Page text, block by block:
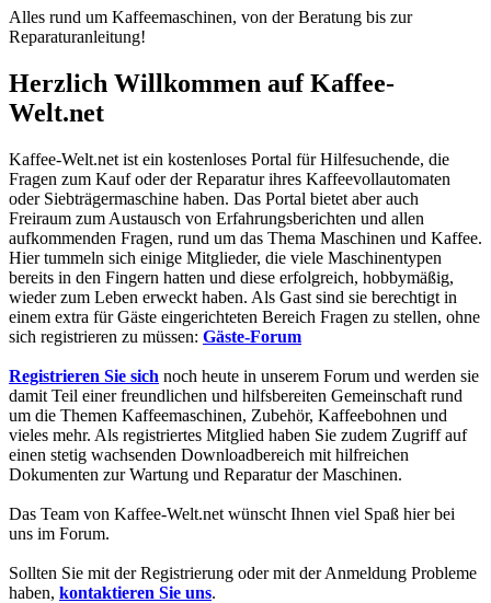
Alles rund um Kaffeemaschinen, von der Beratung bis zur
Reparaturanleitung!
Herzlich Willkommen auf Kaffee-
Welt.net
Kaffee-Welt.net ist ein kostenloses Portal für Hilfesuchende, die
Fragen zum Kauf oder der Reparatur ihres Kaffeevollautomaten
oder Siebträgermaschine haben. Das Portal bietet aber auch
Freiraum zum Austausch von Erfahrungsberichten und allen
aufkommenden Fragen, rund um das Thema Maschinen und Kaffee.
Hier tummeln sich einige Mitglieder, die viele Maschinentypen
bereits in den Fingern hatten und diese erfolgreich, hobbymäßig,
wieder zum Leben erweckt haben. Als Gast sind sie berechtigt in
einem extra für Gäste eingerichteten Bereich Fragen zu stellen, ohne
sich registrieren zu müssen: Gäste-Forum
Registrieren Sie sich noch heute in unserem Forum und werden sie
damit Teil einer freundlichen und hilfsbereiten Gemeinschaft rund
um die Themen Kaffeemaschinen, Zubehör, Kaffeebohnen und
vieles mehr. Als registriertes Mitglied haben Sie zudem Zugriff auf
einen stetig wachsenden Downloadbereich mit hilfreichen
Dokumenten zur Wartung und Reparatur der Maschinen.
Das Team von Kaffee-Welt.net wünscht Ihnen viel Spaß hier bei
uns im Forum.
Sollten Sie mit der Registrierung oder mit der Anmeldung Probleme
haben, kontaktieren Sie uns.